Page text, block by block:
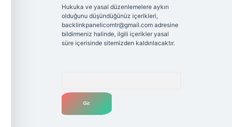
Hukuka ve yasal düzenlemelere aykırı
olduğunu düşündüğünüz içerikleri,
backlinkpanelicomtr@gmail.comadresine
bildirmeniz halinde, ilgili içerikler yasal
süre içerisinde sitemizden kaldırılacaktır.